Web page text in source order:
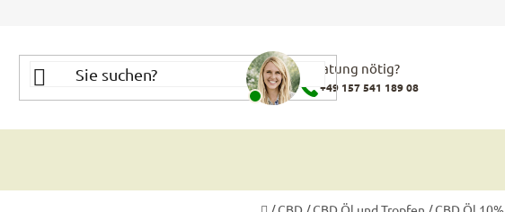
Beratung nötig?
+49 157 541 189 08
Startseite